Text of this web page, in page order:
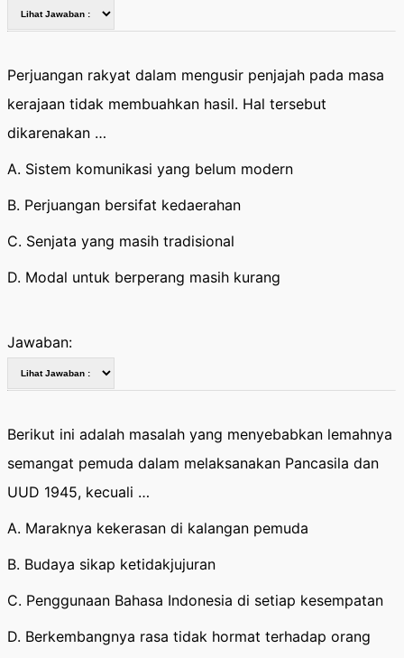
Perjuangan rakyat dalam mengusir penjajah pada masa
kerajaan tidak membuahkan hasil. Hal tersebut
dikarenakan …
A. Sistem komunikasi yang belum modern
B. Perjuangan bersifat kedaerahan
C. Senjata yang masih tradisional
D. Modal untuk berperang masih kurang
Jawaban:
Berikut ini adalah masalah yang menyebabkan lemahnya
semangat pemuda dalam melaksanakan Pancasila dan
UUD 1945, kecuali …
A. Maraknya kekerasan di kalangan pemuda
B. Budaya sikap ketidakjujuran
C. Penggunaan Bahasa Indonesia di setiap kesempatan
D. Berkembangnya rasa tidak hormat terhadap orang